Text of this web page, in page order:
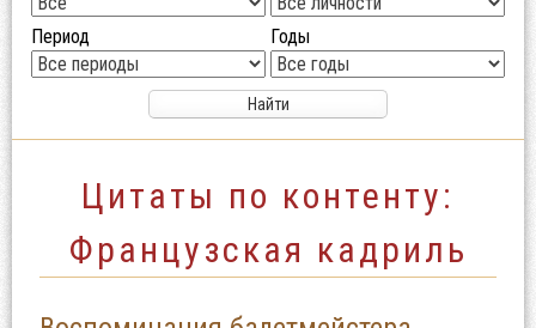
Период Годы
Цитаты по контенту:
Французская кадриль